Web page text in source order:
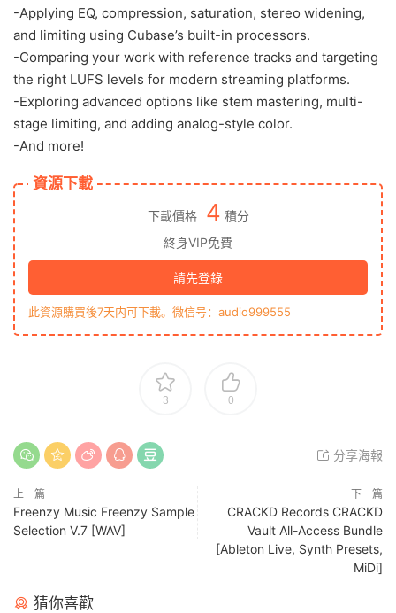
-Applying EQ, compression, saturation, stereo widening,
and limiting using Cubase’s built-in processors.
-Comparing your work with reference tracks and targeting
the right LUFS levels for modern streaming platforms.
-Exploring advanced options like stem mastering, multi-
stage limiting, and adding analog-style color.
-And more!
資源下載
下載價格 4 積分
終身VIP免費
請先登錄
此資源購買後7天内可下載。微信号：audio999555
3 0
分享海報
上一篇
Freenzy Music Freenzy Sample
Selection V.7 [WAV]
下一篇
CRACKD Records CRACKD
Vault All-Access Bundle
[Ableton Live, Synth Presets,
MiDi]
猜你喜歡